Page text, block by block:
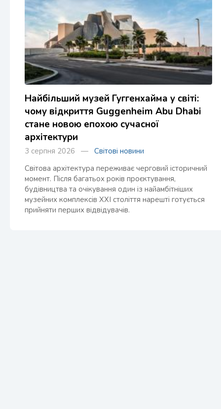
Найбільший музей Гуггенхайма у світі:
чому відкриття Guggenheim Abu Dhabi
стане новою епохою сучасної
архітектури
3 серпня 2026 — Світові новини
Світова архітектура переживає черговий історичний
момент. Після багатьох років проєктування,
будівництва та очікування один із найамбітніших
музейних комплексів XXI століття нарешті готується
прийняти перших відвідувачів.